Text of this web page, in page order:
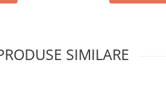
SIMILARE